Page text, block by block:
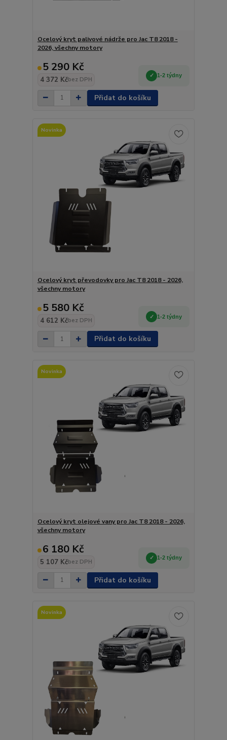
Ocelový kryt palivové nádrže pro Jac T8 2018 -
2026, všechny motory
5 290 Kč
4 372 Kčbez DPH
1-2 týdny
Přidat do košíku
Novinka
Ocelový kryt převodovky pro Jac T8 2018 - 2026,
všechny motory
5 580 Kč
4 612 Kčbez DPH
1-2 týdny
Přidat do košíku
Novinka
Ocelový kryt olejové vany pro Jac T8 2018 - 2026,
všechny motory
6 180 Kč
5 107 Kčbez DPH
1-2 týdny
Přidat do košíku
Novinka